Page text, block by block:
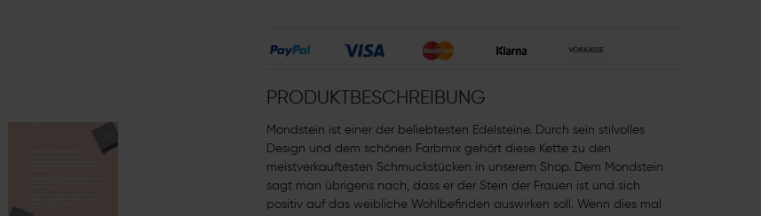
PRODUKTBESCHREIBUNG
Mondstein ist einer der beliebtesten Edelsteine. Durch sein stilvolles
Design und dem schönen Farbmix gehört diese Kette zu den
meistverkauftesten Schmuckstücken in unserem Shop. Dem Mondstein
sagt man übrigens nach, dass er der Stein der Frauen ist und sich
positiv auf das weibliche Wohlbefinden auswirken soll. Wenn dies mal